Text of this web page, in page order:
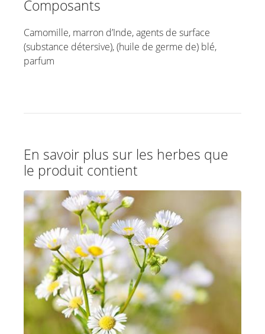
Composants
Camomille, marron d’Inde, agents de surface
(substance détersive), (huile de germe de) blé,
parfum
En savoir plus sur les herbes que
le produit contient